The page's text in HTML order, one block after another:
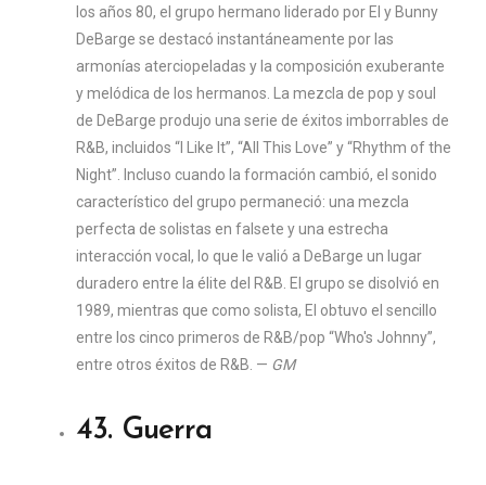
los años 80, el grupo hermano liderado por El y Bunny
DeBarge se destacó instantáneamente por las
armonías aterciopeladas y la composición exuberante
y melódica de los hermanos. La mezcla de pop y soul
de DeBarge produjo una serie de éxitos imborrables de
R&B, incluidos “I Like It”, “All This Love” y “Rhythm of the
Night”. Incluso cuando la formación cambió, el sonido
característico del grupo permaneció: una mezcla
perfecta de solistas en falsete y una estrecha
interacción vocal, lo que le valió a DeBarge un lugar
duradero entre la élite del R&B. El grupo se disolvió en
1989, mientras que como solista, El obtuvo el sencillo
entre los cinco primeros de R&B/pop “Who's Johnny”,
entre otros éxitos de R&B. — GM
43. Guerra